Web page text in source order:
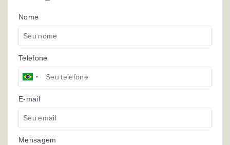
Nome
Telefone
E-mail
Mensagem